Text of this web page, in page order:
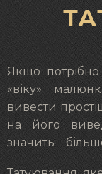
Якщо потрібно
«віку»
вивести
на його
значить –